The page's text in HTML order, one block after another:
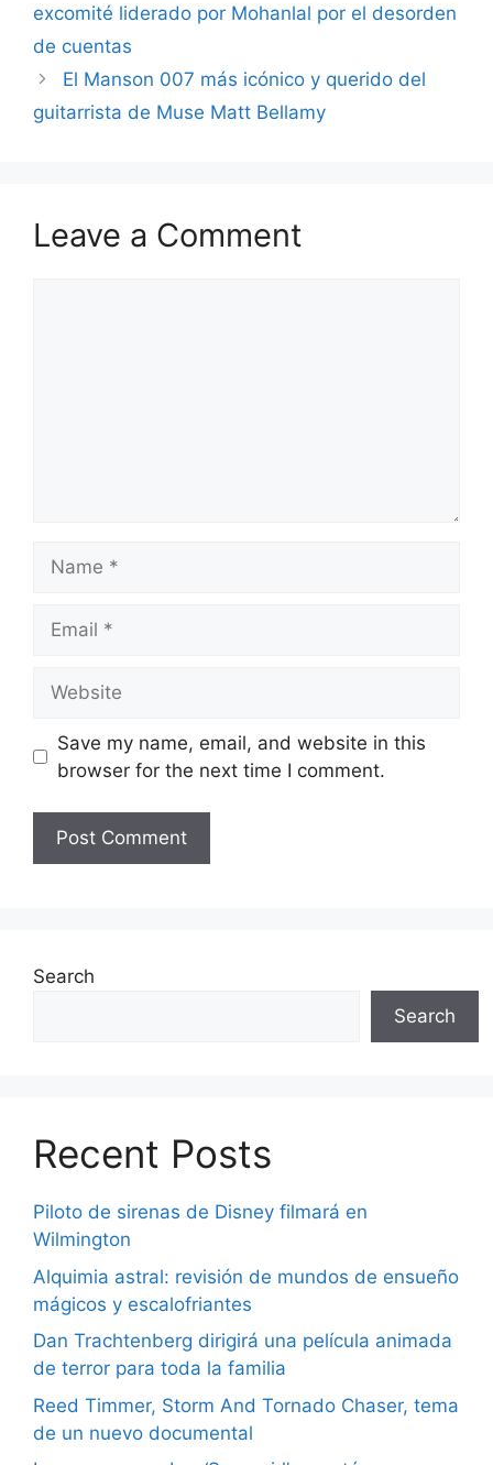
excomité liderado por Mohanlal por el desorden
de cuentas
El Manson 007 más icónico y querido del
guitarrista de Muse Matt Bellamy
Leave a Comment
Save my name, email, and website in this
browser for the next time I comment.
Search
Search
Recent Posts
Piloto de sirenas de Disney filmará en
Wilmington
Alquimia astral: revisión de mundos de ensueño
mágicos y escalofriantes
Dan Trachtenberg dirigirá una película animada
de terror para toda la familia
Reed Timmer, Storm And Tornado Chaser, tema
de un nuevo documental